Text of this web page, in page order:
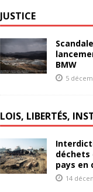
JUSTICE
BMW
5
LOIS, LIBERTÉS,
déchets
pays en
14